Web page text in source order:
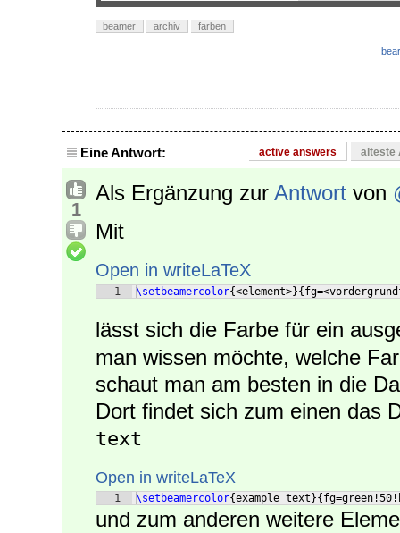
beamer archiv farben
Eine Antwort: active answers älteste
1
Als Ergänzung zur Antwort von
Mit
Open in writeLaTeX
1 \setbeamercolor{<element>}{
lässt sich die Farbe für ein
man wissen möchte, welche
schaut man am besten in die
Dort findet sich zum einen das
text
Open in writeLaTeX
1 \setbeamercolor{example text }{
und zum anderen weitere